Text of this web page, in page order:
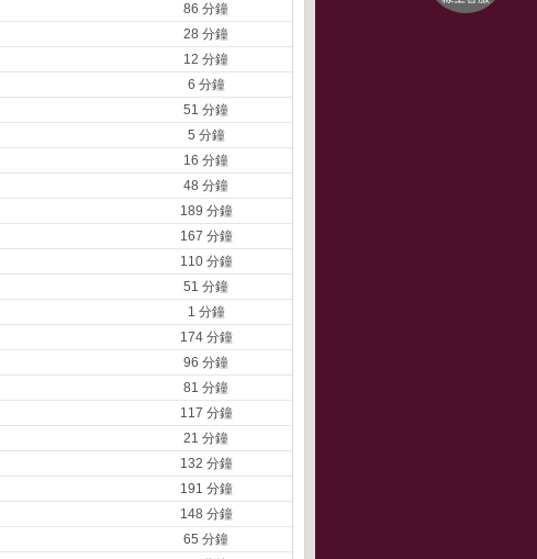
86 分鐘
28 分鐘
12 分鐘
6 分鐘
51 分鐘
5 分鐘
16 分鐘
48 分鐘
189 分鐘
167 分鐘
110 分鐘
51 分鐘
1 分鐘
174 分鐘
96 分鐘
81 分鐘
117 分鐘
21 分鐘
132 分鐘
191 分鐘
148 分鐘
65 分鐘